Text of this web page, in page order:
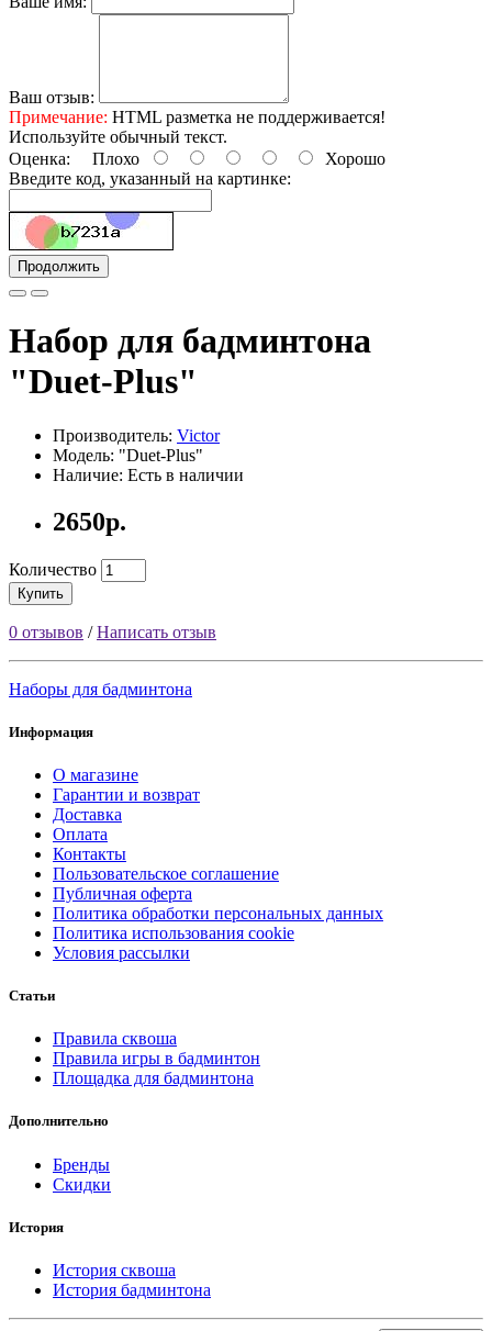
Ваш отзыв:
Примечание: HTML разметка не поддерживается!
Используйте обычный текст.
Оценка: Плохо
Хорошо
Введите код, указанный на картинке:
Продолжить
Набор для бадминтона
"Duet-Plus"
Производитель: Victor
Модель: "Duet-Plus"
Наличие: Есть в наличии
2650р.
Количество
Купить
0 отзывов /Написать отзыв
Наборы для бадминтона
Информация
О магазине
Гарантии и возврат
Доставка
Оплата
Контакты
Пользовательское соглашение
Публичная оферта
Политика обработки персональных данных
Политика использования cookie
Условия рассылки
Статьи
Правила сквоша
Правила игры в бадминтон
Площадка для бадминтона
Дополнительно
Бренды
Скидки
История
История сквоша
История бадминтона